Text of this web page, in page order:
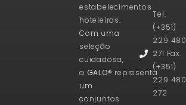
estabelecimentos
hoteleiros.
Com uma
seleção
cuidadosa,
a GALO® representa
um
conjuntos
Tel.
(+351)
229 480
271 Fax.
(+351)
229 480
272